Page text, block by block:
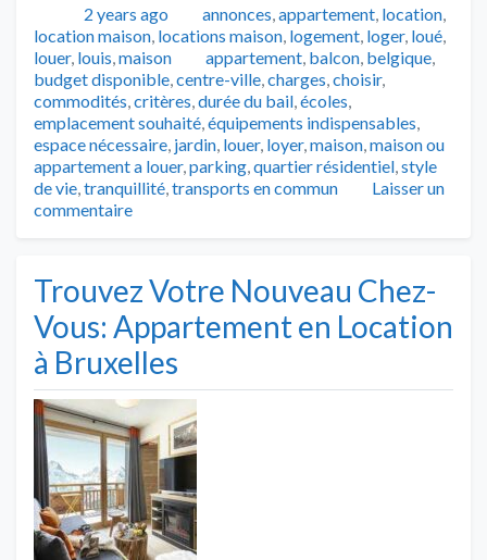
Publié2 years ago Catégories
annonces,appartement, location,
location maison, locations maison, logement, loger, loué,
louer, louis,maison Tags
appartement, balcon, belgique,
budget disponible,centre-ville,charges,choisir,
commodités,critères,durée du bail,écoles,
emplacement souhaité,équipements indispensables,
espace nécessaire, jardin, louer, loyer,maison,maison ou
appartement a louer,parking,quartier résidentiel,style
de vie,tranquillité,transports en commun
Laisser un
commentaire
Trouvez Votre Nouveau Chez-
Vous: Appartement en Location
à Bruxelles